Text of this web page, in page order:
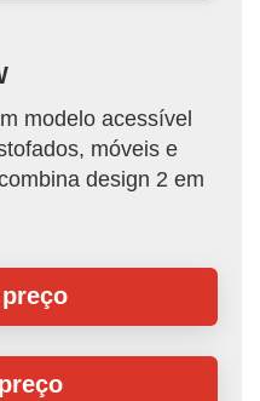
modelo acessível
móveis e
design 2 em